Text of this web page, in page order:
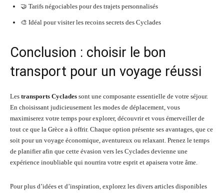
🤝 Tarifs négociables pour des trajets personnalisés
🎨 Idéal pour visiter les recoins secrets des Cyclades
Conclusion : choisir le bon
transport pour un voyage réussi
Les transports Cyclades sont une composante essentielle de votre séjour.
En choisissant judicieusement les modes de déplacement, vous
maximiserez votre temps pour explorer, découvrir et vous émerveiller de
tout ce que la Grèce a à offrir. Chaque option présente ses avantages, que ce
soit pour un voyage économique, aventureux ou relaxant. Prenez le temps
de planifier afin que cette évasion vers les Cyclades devienne une
expérience inoubliable qui nourrira votre esprit et apaisera votre âme.
Pour plus d’idées et d’inspiration, explorez les divers articles disponibles